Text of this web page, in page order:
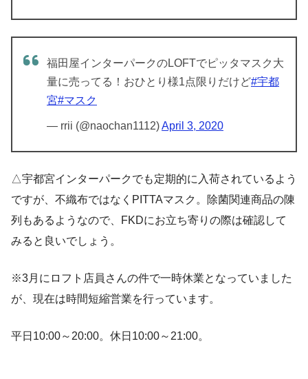
福田屋インターパークのLOFTでピッタマスク大
量に売ってる！おひとり様1点限りだけど#宇都
宮#マスク
— rrii (@naochan1112)April 3, 2020
△宇都宮インターパークでも定期的に入荷されているよう
ですが、不織布ではなくPITTAマスク。除菌関連商品の陳
列もあるようなので、FKDにお立ち寄りの際は確認して
みると良いでしょう。
※3月にロフト店員さんの件で一時休業となっていました
が、現在は時間短縮営業を行っています。
平日10:00～20:00。休日10:00～21:00。